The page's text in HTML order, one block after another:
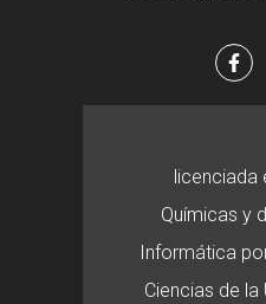
licenciada
Químicas y
Informática
Ciencias de la